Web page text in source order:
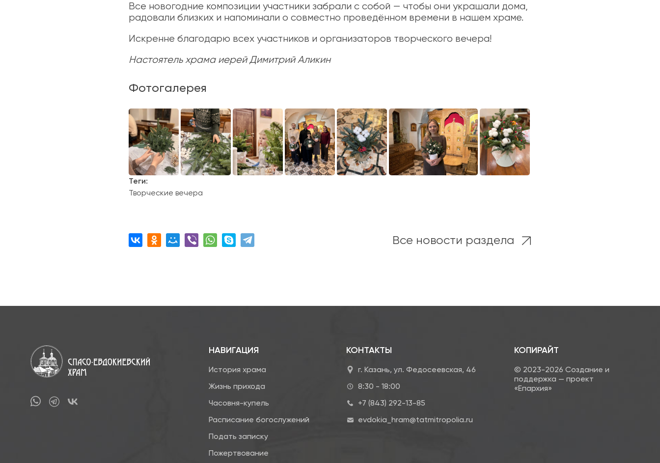
Все новогодние композиции участники забрали с собой — чтобы они украшали дома,
радовали близких и напоминали о совместно проведённом времени в нашем храме.
Искренне благодарю всех участников и организаторов творческого вечера!
Настоятель храма иерей Димитрий Аликин
Фотогалерея
Теги:
Творческие вечера
Все новости раздела
НАВИГАЦИЯ
История храма
Жизнь прихода
Часовня-купель
Расписание богослужений
Подать записку
Пожертвование
КОНТАКТЫ
г. Казань, ул. Федосеевская, 46
8:30 - 18:00
+7 (843) 292-13-85
evdokia_hram@tatmitropolia.ru
КОПИРАЙТ
© 2023-2026 Создание и
поддержка — проект
«Епархия»